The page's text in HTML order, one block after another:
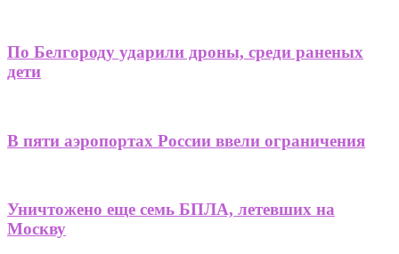
По Белгороду ударили дроны, среди раненых
дети
В пяти аэропортах России ввели ограничения
Уничтожено еще семь БПЛА, летевших на
Москву